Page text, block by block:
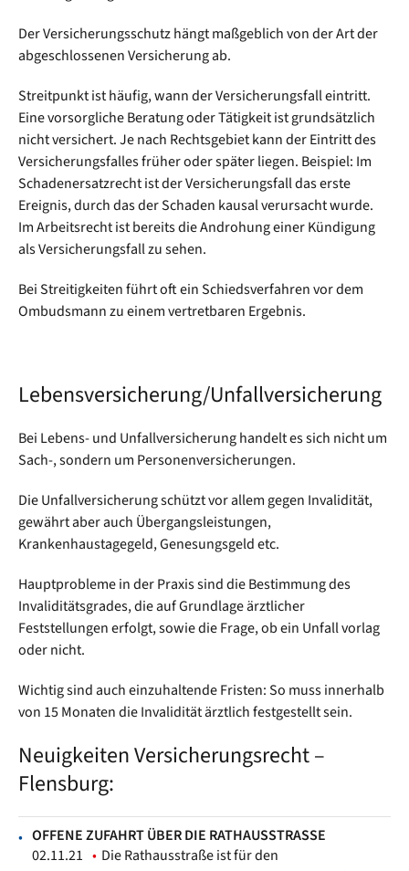
Der Versicherungsschutz hängt maßgeblich von der Art der
abgeschlossenen Versicherung ab.
Streitpunkt ist häufig, wann der Versicherungsfall eintritt.
Eine vorsorgliche Beratung oder Tätigkeit ist grundsätzlich
nicht versichert. Je nach Rechtsgebiet kann der Eintritt des
Versicherungsfalles früher oder später liegen. Beispiel: Im
Schadenersatzrecht ist der Versicherungsfall das erste
Ereignis, durch das der Schaden kausal verursacht wurde.
Im Arbeitsrecht ist bereits die Androhung einer Kündigung
als Versicherungsfall zu sehen.
Bei Streitigkeiten führt oft ein Schiedsverfahren vor dem
Ombudsmann zu einem vertretbaren Ergebnis.
Lebensversicherung/Unfallversicherung
Bei Lebens- und Unfallversicherung handelt es sich nicht um
Sach-, sondern um Personenversicherungen.
Die Unfallversicherung schützt vor allem gegen Invalidität,
gewährt aber auch Übergangsleistungen,
Krankenhaustagegeld, Genesungsgeld etc.
Hauptprobleme in der Praxis sind die Bestimmung des
Invaliditätsgrades, die auf Grundlage ärztlicher
Feststellungen erfolgt, sowie die Frage, ob ein Unfall vorlag
oder nicht.
Wichtig sind auch einzuhaltende Fristen: So muss innerhalb
von 15 Monaten die Invalidität ärztlich festgestellt sein.
Neuigkeiten Versicherungsrecht –
Flensburg:
OFFENE ZUFAHRT ÜBER DIE RATHAUSSTRASSE
02.11.21
Die Rathausstraße ist für den